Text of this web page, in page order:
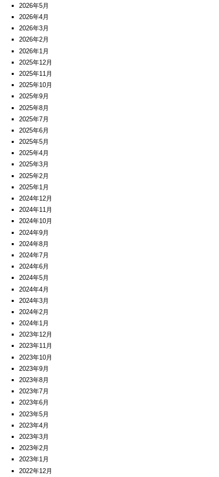
2026年5月
2026年4月
2026年3月
2026年2月
2026年1月
2025年12月
2025年11月
2025年10月
2025年9月
2025年8月
2025年7月
2025年6月
2025年5月
2025年4月
2025年3月
2025年2月
2025年1月
2024年12月
2024年11月
2024年10月
2024年9月
2024年8月
2024年7月
2024年6月
2024年5月
2024年4月
2024年3月
2024年2月
2024年1月
2023年12月
2023年11月
2023年10月
2023年9月
2023年8月
2023年7月
2023年6月
2023年5月
2023年4月
2023年3月
2023年2月
2023年1月
2022年12月